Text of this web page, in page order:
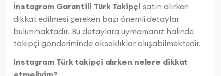
İnstagram Garantili Türk Takipçi satın alırken
dikkat edilmesi gereken bazı önemli detaylar
bulunmaktadır. Bu detaylara uymamanız halinde
takipçi gönderiminde aksaklıklar oluşabilmektedir.
Instagram Türk takipçi alırken nelere dikkat
etmeliyim?